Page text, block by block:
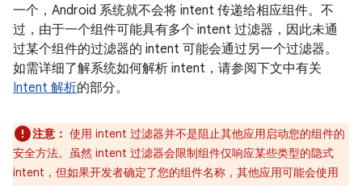
一个，Android 系统就不会将 intent 传递给相应组件。不
过，由于一个组件可能具有多个 intent 过滤器，因此未通
过某个组件的过滤器的 intent 可能会通过另一个过滤器。
如需详细了解系统如何解析 intent，请参阅下文中有关
Intent 解析的部分。
注意： 使用 intent 过滤器并不是阻止其他应用启动您的组件的
安全方法。虽然 intent 过滤器会限制组件仅响应某些类型的隐式
intent，但如果开发者确定了您的组件名称，其他应用可能会使用